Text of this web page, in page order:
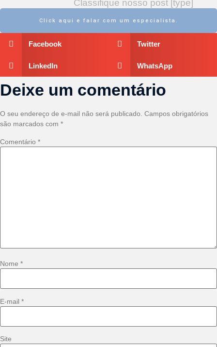
Classifique nosso post [type]
Click aqui e falar com um especialista.
Facebook Twitter
LinkedIn WhatsApp
Deixe um comentário
O seu endereço de e-mail não será publicado. Campos obrigatórios
são marcados com *
Comentário *
Nome *
E-mail *
Site